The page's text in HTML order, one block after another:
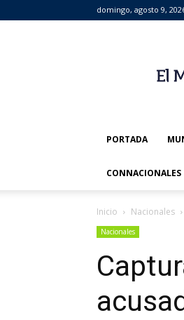
domingo, agosto 9,
Digital
PORTADA
CONNACIONALES
Inicio Nacionales
Nacionales